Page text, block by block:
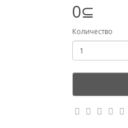
0⊆
Количество